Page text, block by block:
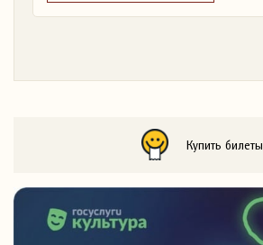
Купить билеты